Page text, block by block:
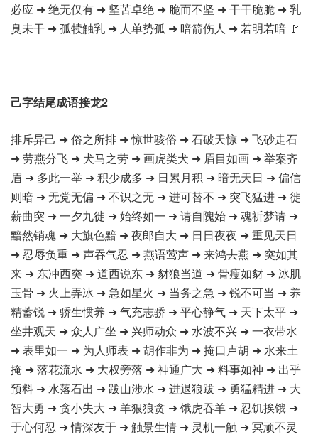
必应 ➜ 绝无仅有 ➜ 坚苦卓绝 ➜ 脆而不坚 ➜ 干干脆脆 ➜ 乳
臭未干 ➜ 孤犊触乳 ➜ 人单势孤 ➜ 暗箭伤人 ➜ 若明若暗 🚩
己字结尾成语接龙2
排斥异己 ➜ 俗之所排 ➜ 惊世骇俗 ➜ 石破天惊 ➜ 飞砂走石
➜ 劳燕分飞 ➜ 犬马之劳 ➜ 画虎类犬 ➜ 眉目如画 ➜ 举案齐
眉 ➜ 多此一举 ➜ 积少成多 ➜ 日累月积 ➜ 暗无天日 ➜ 偏信
则暗 ➜ 无党无偏 ➜ 不识之无 ➜ 进可替不 ➜ 突飞猛进 ➜ 徙
薪曲突 ➜ 一夕九徙 ➜ 始终如一 ➜ 请自隗始 ➜ 魂祈梦请 ➜
黯然销魂 ➜ 大旗色黯 ➜ 夜郎自大 ➜ 日日夜夜 ➜ 重见天日
➜ 忍辱负重 ➜ 声吞气忍 ➜ 燕语莺声 ➜ 来鸿去燕 ➜ 突如其
来 ➜ 东冲西突 ➜ 道西说东 ➜ 豺狼当道 ➜ 骨瘦如豺 ➜ 冰肌
玉骨 ➜ 火上弄冰 ➜ 急如星火 ➜ 当务之急 ➜ 锐不可当 ➜ 养
精蓄锐 ➜ 骄生惯养 ➜ 气充志骄 ➜ 平心静气 ➜ 天下太平 ➜
坐井观天 ➜ 众人广坐 ➜ 兴师动众 ➜ 水波不兴 ➜ 一衣带水
➜ 表里如一 ➜ 为人师表 ➜ 胡作非为 ➜ 掩口卢胡 ➜ 水来土
掩 ➜ 落花流水 ➜ 大权旁落 ➜ 神通广大 ➜ 料事如神 ➜ 出乎
预料 ➜ 水落石出 ➜ 跋山涉水 ➜ 进退狼跋 ➜ 勇猛精进 ➜ 大
智大勇 ➜ 贪小失大 ➜ 羊狠狼贪 ➜ 饿虎吞羊 ➜ 忍饥挨饿 ➜
于心何忍 ➜ 情深友于 ➜ 触景生情 ➜ 灵机一触 ➜ 冥顽不灵